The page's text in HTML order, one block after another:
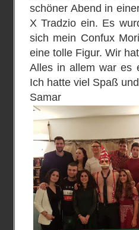
schöner Abend in
X Tradzio ein. Es
sich mein Confux
eine tolle Figur. Wir
Alles in allem war es
Ich hatte viel Spaß
Samar